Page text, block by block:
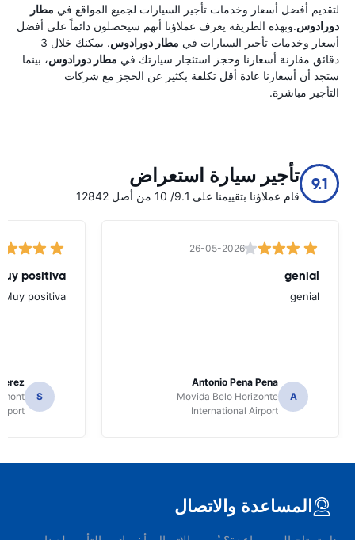
لتقديم أفضل أسعار وخدمات تأجير السيارات لجميع المواقع في مطار
دورادوس.وبهذه الطريقة يعرف عملاؤنا أنهم سيحصلون دائماً على أفضل
أسعار وخدمات تأجير السيارات في مطار دورادوس
. يمكنك خلال 3
دقائق مقارنة أسعارنا وحجز استئجار سيارتك في مطار دورادوس، بينما
ستجد أن أسعارنا عادة أقل تكلفة بكثير عن الحجز مع شركات
التأجير مباشرة.
9.1 تأجير سيارة استعراض
قام عملاؤنا بتقييمنا على 9.1/ 10 من أصل 12842
26-05-2026
genial
genial
A
Antonio Pena Pena
Movida Belo Horizonte
International Airport
positiva
Muy positiva
S
المساعدة والاتصال